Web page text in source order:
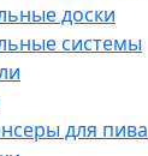
доски
системы
для пива